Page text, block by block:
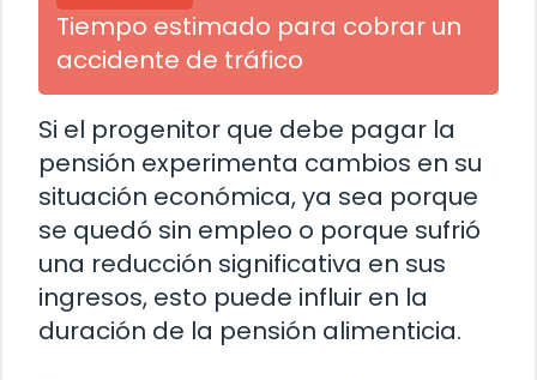
Tiempo estimado para cobrar un
accidente de tráfico
Si el progenitor que debe pagar la
pensión experimenta cambios en su
situación económica, ya sea porque
se quedó sin empleo o porque sufrió
una reducción significativa en sus
ingresos, esto puede influir en la
duración de la pensión alimenticia.